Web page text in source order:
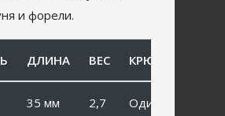
и форели.
ДЛИНА ВЕС КРЮЧОК
35 мм
2,7
Одинарный